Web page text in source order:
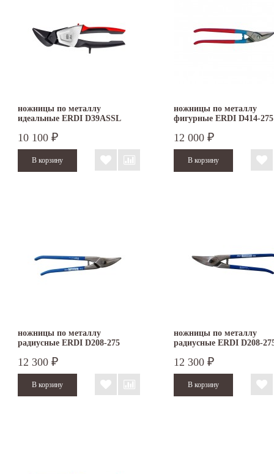
ножницы по металлу
идеальные ERDI D39ASSL
10 100 ₽
ножницы по металлу
фигурные ERDI D414-
12 000 ₽
ножницы по металлу
радиусные ERDI D208-275
12 300 ₽
ножницы по металлу
радиусные ERDI D208-
12 300 ₽